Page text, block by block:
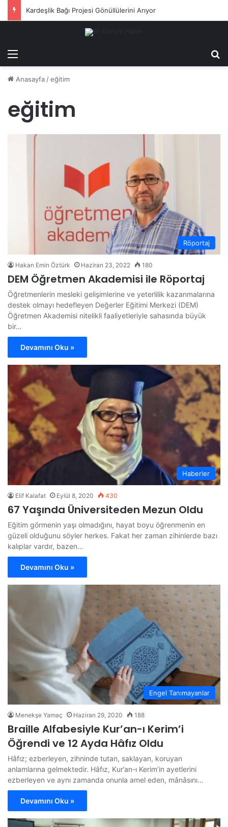
Kardeşlik Bağı Projesi Gönüllülerini Arıyor
Menü
Anasayfa /eğitim
eğitim
Röportaj
Hakan Emin Öztürk Haziran 23, 2022 180
DEM Öğretmen Akademisi ile Röportaj
Öğretmenlerin mesleki gelişimlerine ve yeterlilik kazanmalarına
destek olmayı hedefleyen Değerler Eğitimi Merkezi (DEM)
Öğretmen Akademisi nitelikli faaliyetleriyle sahasında büyük
bir…
Devamını Oku »
Haberler
Elif Kalafat Eylül 8, 2020 430
67 Yaşında Üniversiteden Mezun Oldu
Eğitim görmenin yaşı olmadığını, hayat boyu öğrenmenin en
güzeli olduğunu söyler herkes. Fakat her zaman zihinlerde bazı
kalıplar vardır, bazen…
Devamını Oku »
Engel Tanımayanlar
Menekşe Yamaç Haziran 29, 2020 188
Braille Alfabesiyle Kur’an-ı Kerim’i
Öğrendi ve 12 Ayda Hâfız Oldu
Hâfız; ezberleyen, zihninde tutan, saklayan, koruyan
anlamlarına gelmektedir. Hâfız, Kur’an-ı Kerim’in ayetlerini
ezberleyen ve aynı zamanda onunla amel eden, mânâsını…
Devamını Oku »